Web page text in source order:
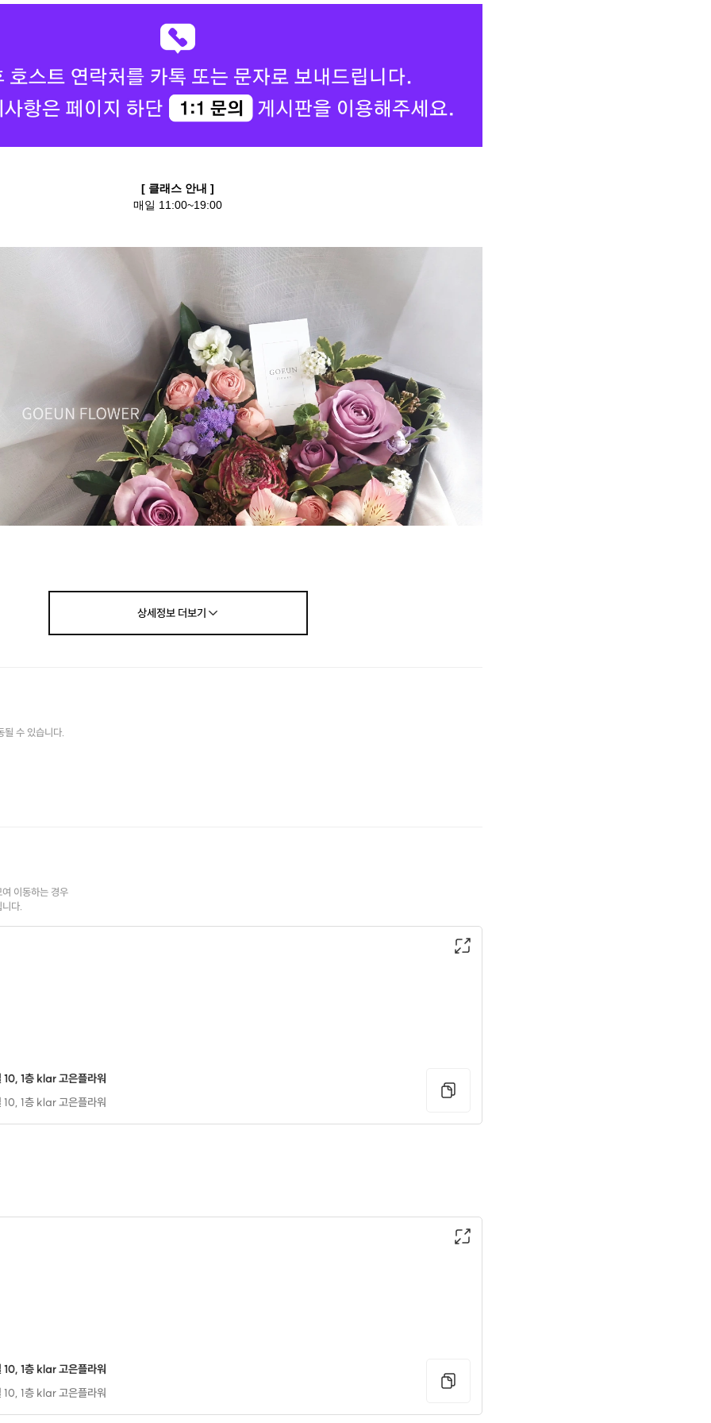
[ 클래스 안내 ]
매일 11:00~19:00
플라워 박스를 만들어볼 거예요 :)
상세정보더보기
수 있습니다.
이동하는 경우
다.
10, 1층 klar 고은플라워
10, 1층 klar 고은플라워
10, 1층 klar 고은플라워
10, 1층 klar 고은플라워